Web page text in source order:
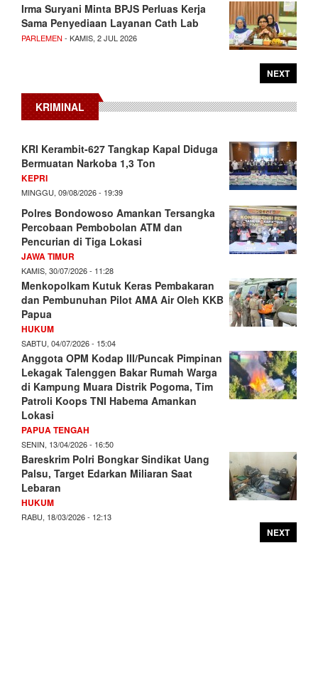
Irma Suryani Minta BPJS Perluas Kerja
Sama Penyediaan Layanan Cath Lab
PARLEMEN - KAMIS, 2 JUL 2026
NEXT
KRIMINAL
KRI Kerambit-627 Tangkap Kapal Diduga
Bermuatan Narkoba 1,3 Ton
KEPRI
MINGGU, 09/08/2026 - 19:39
Polres Bondowoso Amankan Tersangka
Percobaan Pembobolan ATM dan
Pencurian di Tiga Lokasi
JAWA TIMUR
KAMIS, 30/07/2026 - 11:28
Menkopolkam Kutuk Keras Pembakaran
dan Pembunuhan Pilot AMA Air Oleh KKB
Papua
HUKUM
SABTU, 04/07/2026 - 15:04
Anggota OPM Kodap III/Puncak Pimpinan
Lekagak Talenggen Bakar Rumah Warga
di Kampung Muara Distrik Pogoma, Tim
Patroli Koops TNI Habema Amankan
Lokasi
PAPUA TENGAH
SENIN, 13/04/2026 - 16:50
Bareskrim Polri Bongkar Sindikat Uang
Palsu, Target Edarkan Miliaran Saat
Lebaran
HUKUM
RABU, 18/03/2026 - 12:13
NEXT